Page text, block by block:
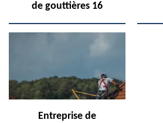
de gouttières 16
Entreprise de